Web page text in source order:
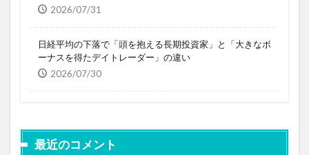
2026/07/31
日経平均の下落で「頭を抱える長期投資家」と「大きなボ
ーナスを得たデイトレーダー」の違い
2026/07/30
最近のコメント